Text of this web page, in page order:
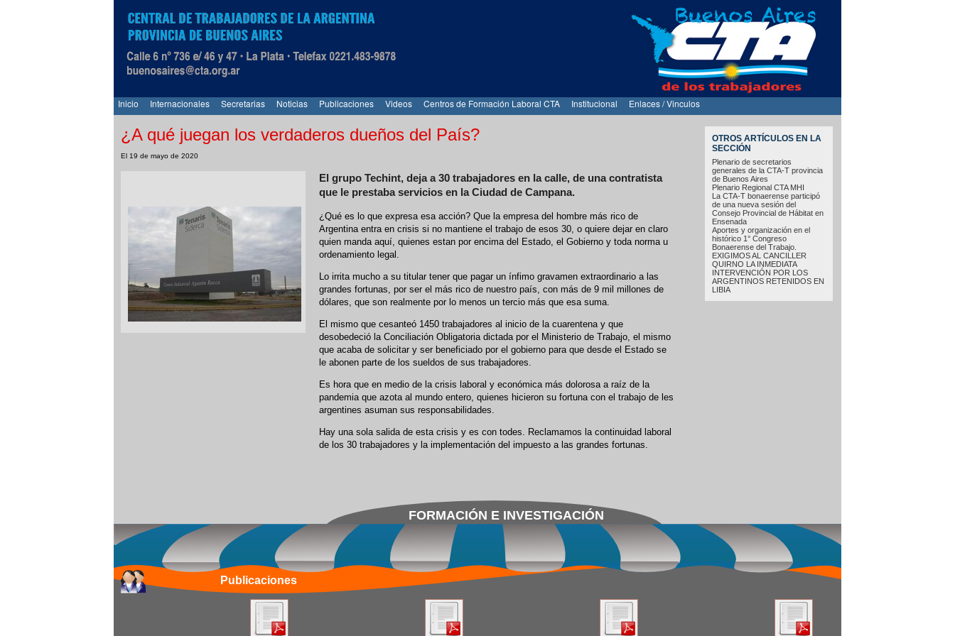
Inicio Internacionales Secretarias Noticias Publicaciones Videos Centros de Formación Laboral CTA Institucional Enlaces / Vinculos
OTROS ARTÍCULOS EN LA
SECCIÓN
Plenario de secretarios
generales de la CTA-T provincia
de Buenos Aires
Plenario Regional CTA MHI
La CTA-T bonaerense participó
de una nueva sesión del
Consejo Provincial de Hábitat en
Ensenada
Aportes y organización en el
histórico 1° Congreso
Bonaerense del Trabajo.
EXIGIMOS AL CANCILLER
QUIRNO LA INMEDIATA
INTERVENCIÓN POR LOS
ARGENTINOS RETENIDOS EN
LIBIA
¿A qué juegan los verdaderos dueños del País?
El 19 de mayo de 2020
El grupo Techint, deja a 30 trabajadores en la calle, de una contratista
que le prestaba servicios en la Ciudad de Campana.
¿Qué es lo que expresa esa acción? Que la empresa del hombre más rico de
Argentina entra en crisis si no mantiene el trabajo de esos 30, o quiere dejar en claro
quien manda aquí, quienes estan por encima del Estado, el Gobierno y toda norma u
ordenamiento legal.
Lo irrita mucho a su titular tener que pagar un ínfimo gravamen extraordinario a las
grandes fortunas, por ser el más rico de nuestro país, con más de 9 mil millones de
dólares, que son realmente por lo menos un tercio más que esa suma.
El mismo que cesanteó 1450 trabajadores al inicio de la cuarentena y que
desobedeció la Conciliación Obligatoria dictada por el Ministerio de Trabajo, el mismo
que acaba de solicitar y ser beneficiado por el gobierno para que desde el Estado se
le abonen parte de los sueldos de sus trabajadores.
Es hora que en medio de la crisis laboral y económica más dolorosa a raíz de la
pandemia que azota al mundo entero, quienes hicieron su fortuna con el trabajo de les
argentines asuman sus responsabilidades.
Hay una sola salida de esta crisis y es con todes. Reclamamos la continuidad laboral
de los 30 trabajadores y la implementación del impuesto a las grandes fortunas.
FORMACIÓN E INVESTIGACIÓN
Publicaciones